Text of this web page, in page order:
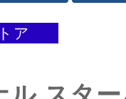
ア